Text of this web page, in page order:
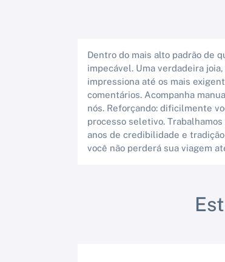
Dentro do mais alto padrão de
impecável. Uma verdadeira
impressiona até os mais
comentários. Acompanha
nós. Reforçando: dificilmente
processo seletivo.
anos de credibilidade e
você não perderá sua viagem